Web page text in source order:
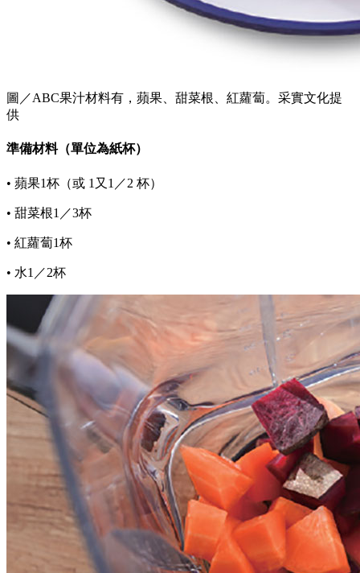
圖／ABC果汁材料有，蘋果、甜菜根、紅蘿蔔。采實文化提
供
準備材料（單位為紙杯）
• 蘋果1杯（或 1又1／2 杯）
• 甜菜根1／3杯
• 紅蘿蔔1杯
• 水1／2杯